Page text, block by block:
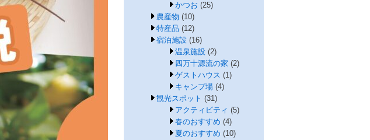
かつお (25)
農産物 (10)
特産品 (12)
宿泊施設(16)
温泉施設 (2)
四万十源流の家 (2)
ゲストハウス (1)
キャンプ場 (4)
観光スポット (31)
アクティビティ (5)
春のおすすめ (4)
夏のおすすめ (10)